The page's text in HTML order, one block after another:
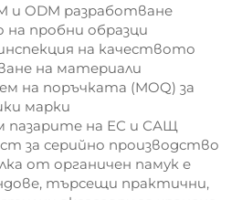
и ODM разработване
пробни образци
на качеството
на материали
на поръчката (MOQ) за
марки
пазарите на ЕС и САЩ
за серийно производство
от органичен памук е
търсещи практични,